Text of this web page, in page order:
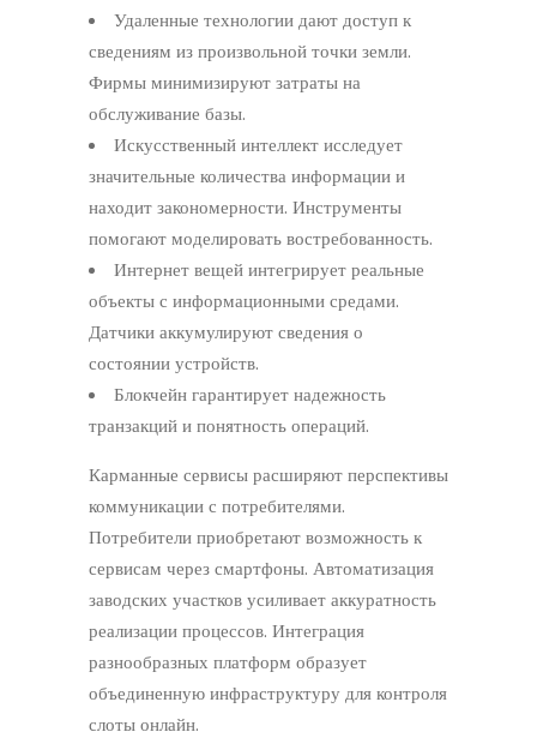
Удаленные технологии дают доступ к
сведениям из произвольной точки земли.
Фирмы минимизируют затраты на
обслуживание базы.
Искусственный интеллект исследует
значительные количества информации и
находит закономерности. Инструменты
помогают моделировать востребованность.
Интернет вещей интегрирует реальные
объекты с информационными средами.
Датчики аккумулируют сведения о
состоянии устройств.
Блокчейн гарантирует надежность
транзакций и понятность операций.
Карманные сервисы расширяют перспективы
коммуникации с потребителями.
Потребители приобретают возможность к
сервисам через смартфоны. Автоматизация
заводских участков усиливает аккуратность
реализации процессов. Интеграция
разнообразных платформ образует
объединенную инфраструктуру для контроля
слоты онлайн.